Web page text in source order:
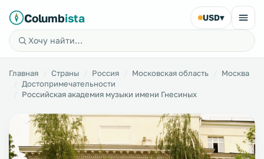
Columbista USD▾
Главная Страны Россия Московская область
Москва
Достопримечательности
Российская академия музыки имени Гнесиных